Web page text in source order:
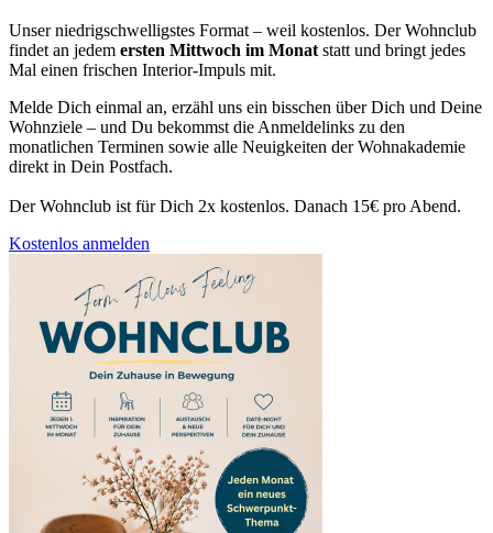
Unser niedrigschwelligstes Format – weil kostenlos. Der Wohnclub
findet an jedem ersten Mittwoch im Monat statt und bringt jedes
Mal einen frischen Interior-Impuls mit.
Melde Dich einmal an, erzähl uns ein bisschen über Dich und Deine
Wohnziele – und Du bekommst die Anmeldelinks zu den
monatlichen Terminen sowie alle Neuigkeiten der Wohnakademie
direkt in Dein Postfach.
Der Wohnclub ist für Dich 2x kostenlos. Danach 15€ pro Abend.
Kostenlos anmelden